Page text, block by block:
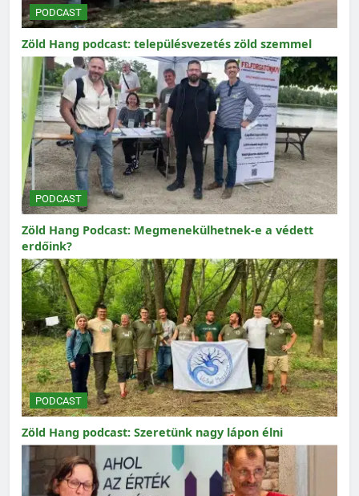
PODCAST
Zöld Hang podcast: településvezetés zöld szemmel
PODCAST
Zöld Hang Podcast: Megmenekülhetnek-e a védett
erdőink?
PODCAST
Zöld Hang podcast: Szeretünk nagy lápon élni